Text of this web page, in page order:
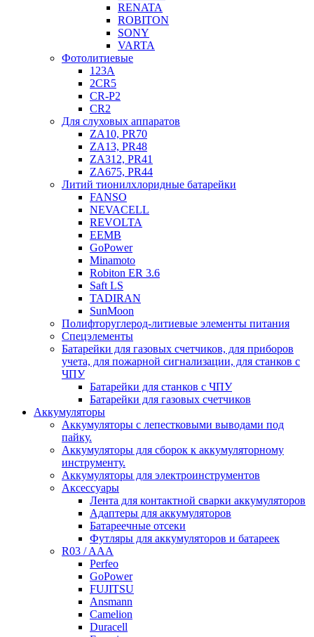
RENATA
ROBITON
SONY
VARTA
Фотолитиевые
123A
2CR5
CR-P2
CR2
Для слуховых аппаратов
ZA10, PR70
ZA13, PR48
ZA312, PR41
ZA675, PR44
Литий тионилхлоридные батарейки
FANSO
NEVACELL
REVOLTA
EEMB
GoPower
Minamoto
Robiton ER 3.6
Saft LS
TADIRAN
SunMoon
Полифторуглерод-литиевые элементы питания
Спецэлементы
Батарейки для газовых счетчиков, для приборов
учета, для пожарной сигнализации, для станков с
ЧПУ
Батарейки для станков с ЧПУ
Батарейки для газовых счетчиков
Аккумуляторы
Аккумуляторы с лепестковыми выводами под
пайку.
Аккумуляторы для сборок к аккумуляторному
инструменту.
Аккумуляторы для электроинструментов
Аксессуары
Лента для контактной сварки аккумуляторов
Адаптеры для аккумуляторов
Батареечные отсеки
Футляры для аккумуляторов и батареек
R03 / AAA
Perfeo
GoPower
FUJITSU
Ansmann
Camelion
Duracell